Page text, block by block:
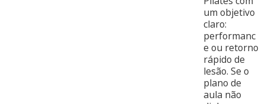
um objetivo
claro:
performanc
e ou retorno
rápido de
lesão. Se o
plano de
aula não